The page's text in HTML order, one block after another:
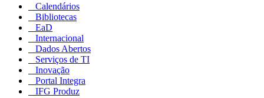
Calendários
Bibliotecas
EaD
Internacional
Dados Abertos
Serviços de TI
Inovação
Portal Integra
IFG Produz